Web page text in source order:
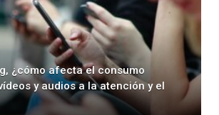
¿cómo afecta el consumo
y audios a la atención y el